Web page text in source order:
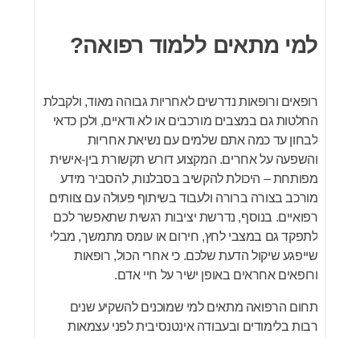
למי מתאים ללמוד רפואה?
רופאים ורופאות נדרשים לאחריות גבוהה מאוד, ולקבלת
החלטות גם במצבים מורכבים או לא ודאיים, ולכן כדאי
לבחון עד כמה אתם שלמים עם נשיאת אחריות
והשפעה על אחרים. המקצוע דורש תקשורת בין-אישית
מפותחת – היכולת להקשיב בסבלנות, להסביר מידע
מורכב בצורה ברורה ולעבוד בשיתוף פעולה עם צוותים
רפואיים. בנוסף, נדרשת יציבות רגשית שתאפשר לכם
לתפקד גם במצבי לחץ, חירום או עומס מתמשך, מבלי
שייפגע שיקול הדעת שלכם. כי אחרי הכול, רופאות
ורופאים אחראים באופן ישיר על חיי אדם.
תחום הרפואה מתאים למי שמוכנים להשקיע שנים
רבות בלימודים ובעבודה אינטנסיבית לפני עצמאות